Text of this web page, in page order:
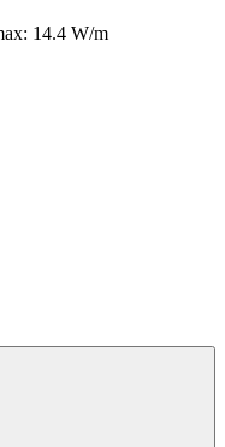
14.4 W/m